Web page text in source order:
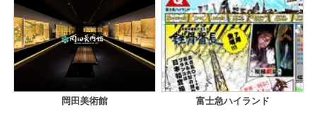
岡田美術館 富士急ハイランド